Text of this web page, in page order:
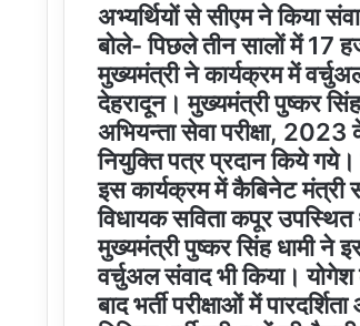
अभ्यर्थियों से सीएम ने किया
बोले- पिछले तीन सालों में 17
मुख्यमंत्री ने कार्यक्रम में
देहरादून। मुख्यमंत्री पुष्कर
अभियन्ता सेवा परीक्षा,
नियुक्ति पत्र प्रदान किये
इस कार्यक्रम में कैबिनेट
विधायक सविता कपूर
मुख्यमंत्री पुष्कर सिंह धामी ने
वर्चुअल संवाद भी किया।
बाद भर्ती परीक्षाओं में